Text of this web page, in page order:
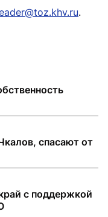
.
спасают от
с поддержкой